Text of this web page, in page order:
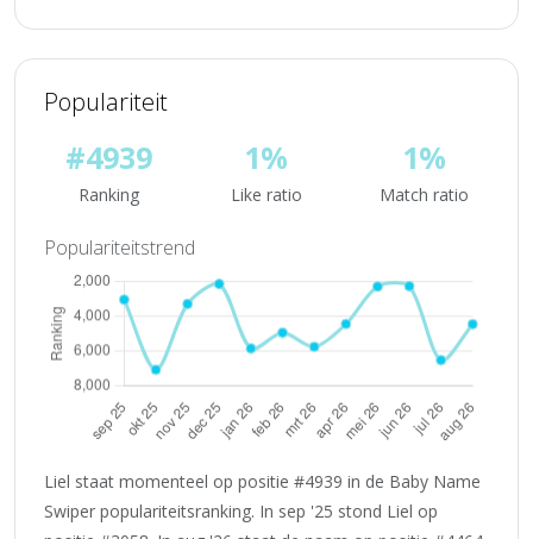
Populariteit
#4939
Ranking
1%
Like ratio
1%
Match ratio
Populariteitstrend
Liel staat momenteel op positie #4939 in de Baby Name
Swiper populariteitsranking. In sep '25 stond Liel op